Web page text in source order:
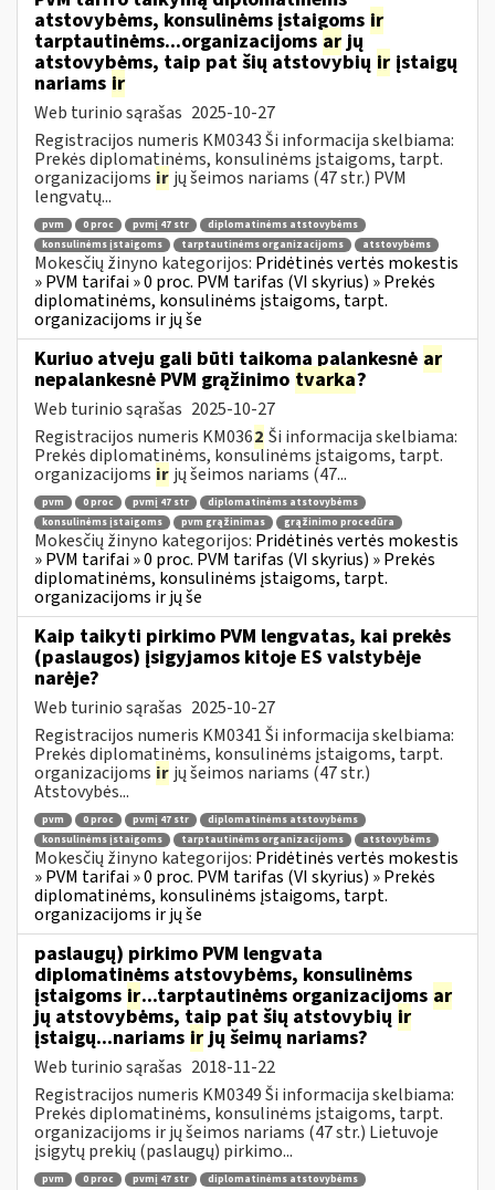
atstovybėms, konsulinėms įstaigoms ir
tarptautinėms...organizacijoms arjų
atstovybėms, taip pat šių atstovybių ir įstaigų
nariams ir
Web turinio sąrašas 2025-10-27
Registracijos numeris KM0343 Ši informacija skelbiama:
Prekės diplomatinėms, konsulinėms įstaigoms, tarpt.
organizacijoms ir jų šeimos nariams (47 str.) PVM
lengvatų...
pvm 0 proc pvmį 47 str
diplomatinėms atstovybėms
konsulinėms įstaigoms
tarptautinėms organizacijoms atstovybėms
Mokesčių žinyno kategorijos: Pridėtinės vertės mokestis
» PVM tarifai » 0 proc. PVM tarifas (VI skyrius) » Prekės
diplomatinėms, konsulinėms įstaigoms, tarpt.
organizacijoms ir jų še
Kuriuo atveju gali būti taikoma palankesnė ar
nepalankesnė PVM grąžinimo tvarka?
Web turinio sąrašas 2025-10-27
Registracijos numeris KM0362 Ši informacija skelbiama:
Prekės diplomatinėms, konsulinėms įstaigoms, tarpt.
organizacijoms ir jų šeimos nariams (47...
pvm 0 proc pvmį 47 str
diplomatinėms atstovybėms
konsulinėms įstaigoms
pvm grąžinimas grąžinimo procedūra
Mokesčių žinyno kategorijos: Pridėtinės vertės mokestis
» PVM tarifai » 0 proc. PVM tarifas (VI skyrius) » Prekės
diplomatinėms, konsulinėms įstaigoms, tarpt.
organizacijoms ir jų še
Kaip taikyti pirkimo PVM lengvatas, kai prekės
(paslaugos) įsigyjamos kitoje ES valstybėje
narėje?
Web turinio sąrašas 2025-10-27
Registracijos numeris KM0341 Ši informacija skelbiama:
Prekės diplomatinėms, konsulinėms įstaigoms, tarpt.
organizacijoms ir jų šeimos nariams (47 str.)
Atstovybės...
pvm 0 proc pvmį 47 str
diplomatinėms atstovybėms
konsulinėms įstaigoms
tarptautinėms organizacijoms atstovybėms
Mokesčių žinyno kategorijos: Pridėtinės vertės mokestis
» PVM tarifai » 0 proc. PVM tarifas (VI skyrius) » Prekės
diplomatinėms, konsulinėms įstaigoms, tarpt.
organizacijoms ir jų še
paslaugų) pirkimo PVM lengvata
diplomatinėms atstovybėms, konsulinėms
įstaigoms ir...tarptautinėms organizacijoms ar
jų atstovybėms, taip pat šių atstovybių ir
įstaigų...nariams irjų šeimų nariams?
Web turinio sąrašas 2018-11-22
Registracijos numeris KM0349 Ši informacija skelbiama:
Prekės diplomatinėms, konsulinėms įstaigoms, tarpt.
organizacijoms ir jų šeimos nariams (47 str.) Lietuvoje
įsigytų prekių (paslaugų) pirkimo...
pvm 0 proc pvmį 47 str
diplomatinėms atstovybėms